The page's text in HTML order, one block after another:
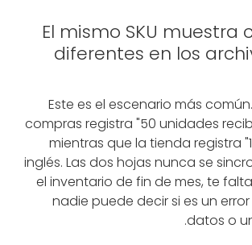
El mismo SKU muestra
diferentes en los
Este es el escenario más
compras registra "50 unidades
mientras que la tienda registra
inglés. Las dos hojas nunca se
el inventario de fin de mes, te
nadie puede decir si es un
datos o